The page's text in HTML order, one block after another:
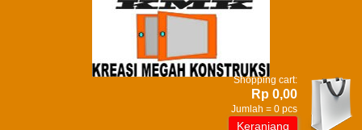
Shopping cart:
Rp 0,00
Jumlah = 0 pcs
Keranjang